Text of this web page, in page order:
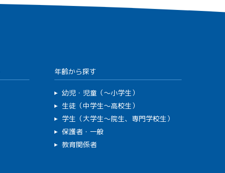
年齢から探す
幼児・児童（～小学生）
生徒（中学生～高校生）
学生（大学生～院生、専門学校生）
保護者・一般
教育関係者